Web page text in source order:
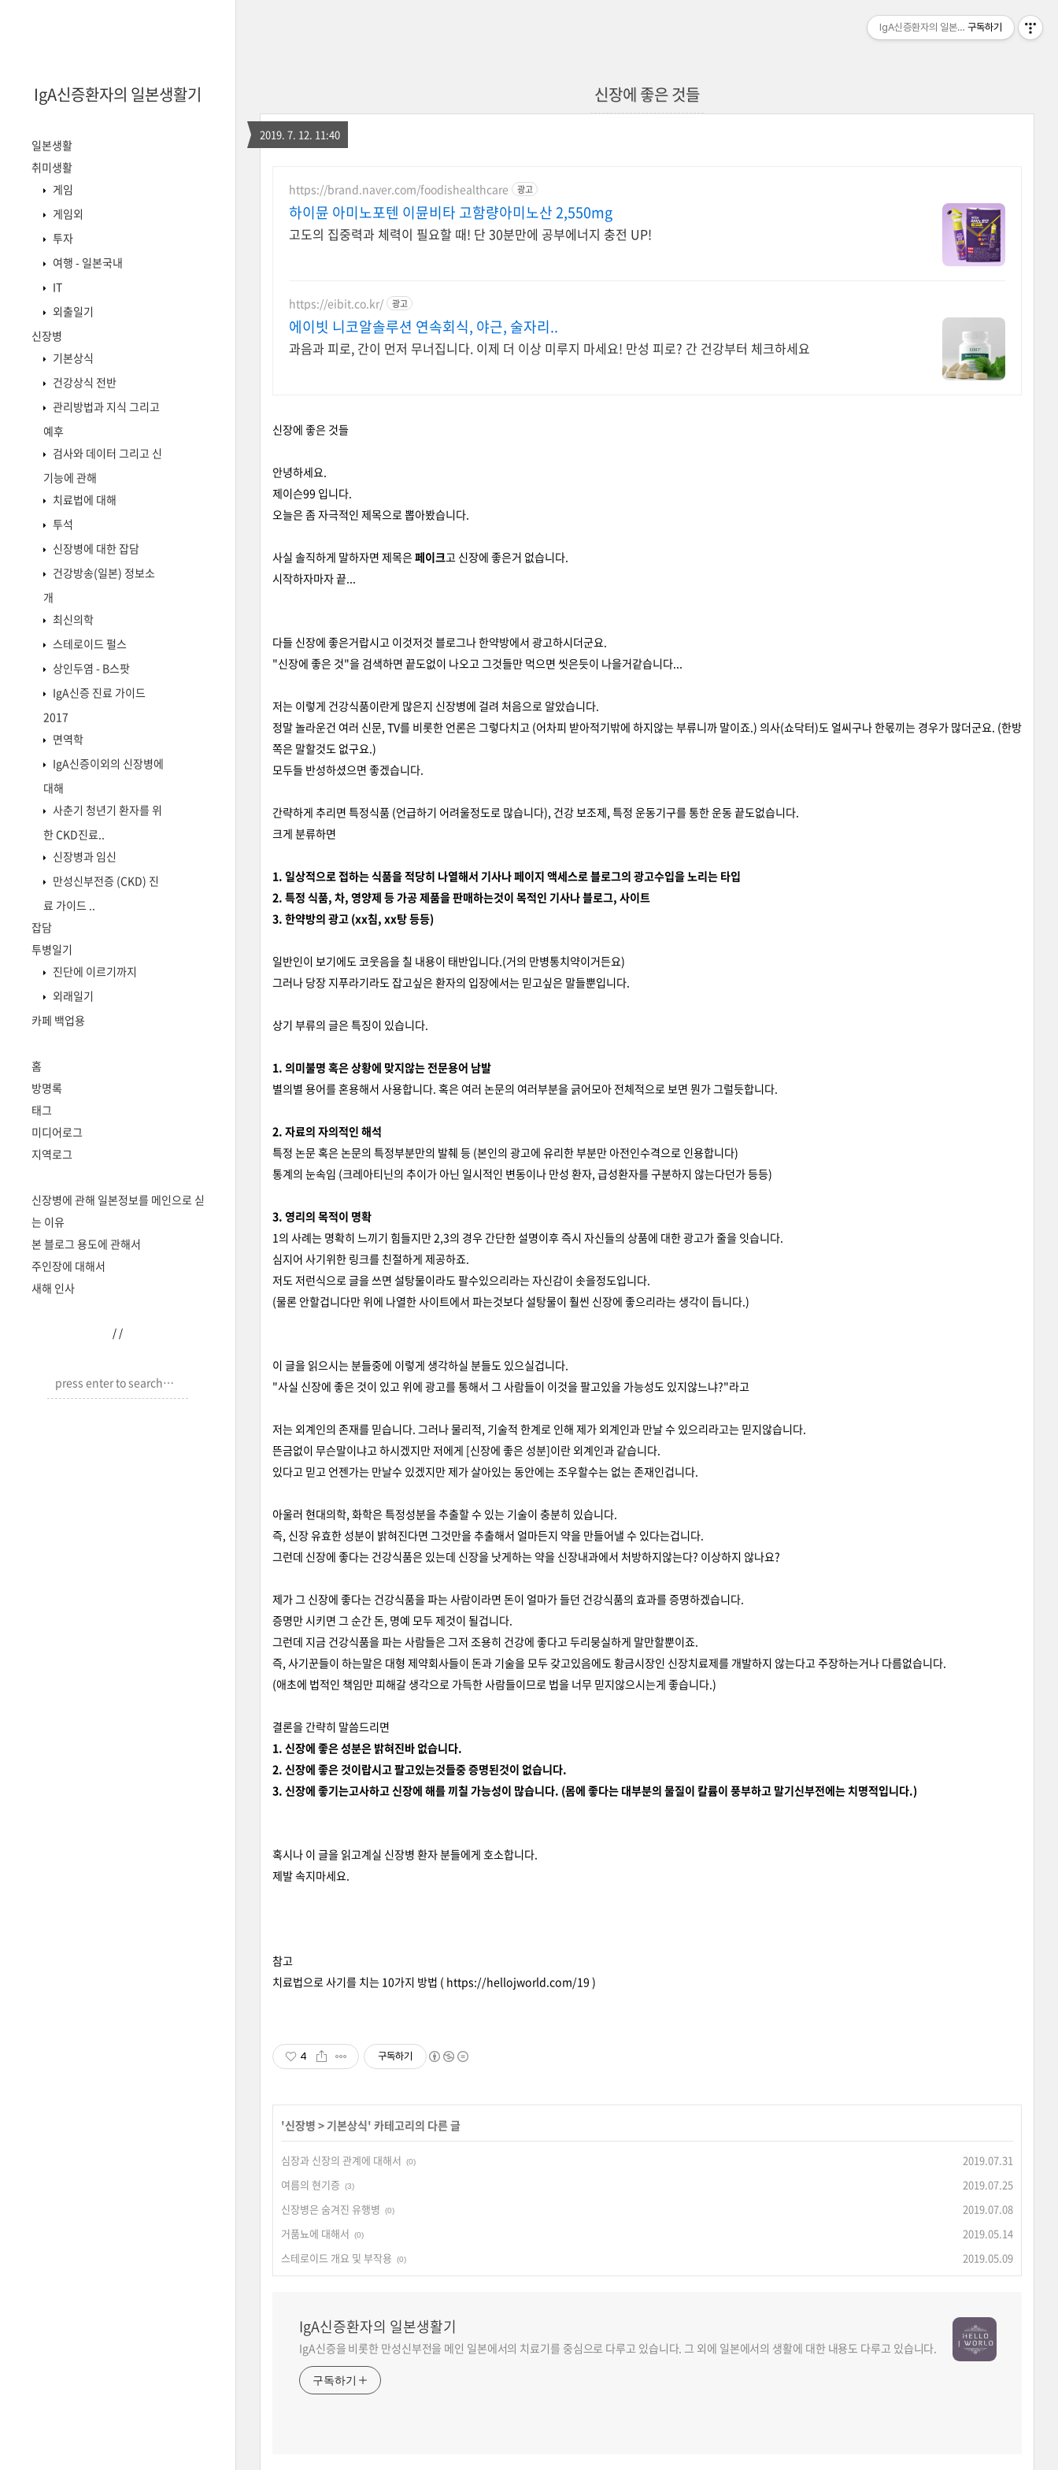
IgA신증환자의 일본생활기
일본생활
취미생활
게임
게임외
투자
여행 - 일본국내
IT
외출일기
신장병
기본상식
건강상식 전반
관리방법과 지식 그리고
예후
검사와 데이터 그리고 신
기능에 관해
치료법에 대해
투석
신장병에 대한 잡담
건강방송(일본) 정보소
개
최신의학
스테로이드 펄스
상인두염 - B스팟
IgA신증 진료 가이드
2017
면역학
IgA신증이외의 신장병에
대해
사춘기 청년기 환자를 위
한 CKD진료..
신장병과 임신
만성신부전증 (CKD) 진
료 가이드 ..
잡담
투병일기
진단에 이르기까지
외래일기
카페 백업용
홈
방명록
태그
미디어로그
지역로그
신장병에 관해 일본정보를 메인으로 싣
는 이유
본 블로그 용도에 관해서
주인장에 대해서
새해 인사
/ /
신장에 좋은 것들
2019. 7. 12. 11:40
https://brand.naver.com/foodishealthcare 광고
하이뮨 아미노포텐 이뮨비타 고함량아미노산 2,550mg
고도의 집중력과 체력이 필요할 때! 단 30분만에 공부에너지 충전 UP!
https://eibit.co.kr/ 광고
에이빗 니코알솔루션 연속회식, 야근, 술자리..
과음과 피로, 간이 먼저 무너집니다. 이제 더 이상 미루지 마세요! 만성 피로? 간 건강부터 체크하세요
신장에 좋은 것들
안녕하세요.
제이슨99 입니다.
오늘은 좀 자극적인 제목으로 뽑아봤습니다.
사실 솔직하게 말하자면 제목은페이크고 신장에 좋은거 없습니다.
시작하자마자 끝...
다들 신장에 좋은거랍시고 이것저것 블로그나 한약방에서 광고하시더군요.
"신장에 좋은 것"을 검색하면 끝도없이 나오고 그것들만 먹으면 씻은듯이 나을거같습니다...
저는 이렇게 건강식품이란게 많은지 신장병에 걸려 처음으로 알았습니다.
정말 놀라운건 여러 신문, TV를 비롯한 언론은 그렇다치고 (어차피 받아적기밖에 하지않는 부류니까 말이죠.) 의사(쇼닥터)도 얼씨구나 한몫끼는 경우가 많더군요. (한방
쪽은 말할것도 없구요.)
모두들 반성하셨으면 좋겠습니다.
간략하게 추리면 특정식품 (언급하기 어려울정도로 많습니다), 건강 보조제, 특정 운동기구를 통한 운동 끝도없습니다.
크게 분류하면
1. 일상적으로 접하는 식품을 적당히 나열해서 기사나 페이지 액세스로 블로그의 광고수입을 노리는 타입
2. 특정 식품, 차, 영양제 등 가공 제품을 판매하는것이 목적인 기사나 블로그, 사이트
3. 한약방의 광고 (xx침, xx탕 등등)
일반인이 보기에도 코웃음을 칠 내용이 태반입니다.(거의 만병통치약이거든요)
그러나 당장 지푸라기라도 잡고싶은 환자의 입장에서는 믿고싶은 말들뿐입니다.
상기 부류의 글은 특징이 있습니다.
1. 의미불명 혹은 상황에 맞지않는 전문용어 남발
별의별 용어를 혼용해서 사용합니다. 혹은 여러 논문의 여러부분을 긁어모아 전체적으로 보면 뭔가 그럴듯합니다.
2. 자료의 자의적인 해석
특정 논문 혹은 논문의 특정부분만의 발췌 등 (본인의 광고에 유리한 부분만 아전인수격으로 인용합니다)
통계의 눈속임 (크레아티닌의 추이가 아닌 일시적인 변동이나 만성 환자, 급성환자를 구분하지 않는다던가 등등)
3. 영리의 목적이 명확
1의 사례는 명확히 느끼기 힘들지만 2,3의 경우 간단한 설명이후 즉시 자신들의 상품에 대한 광고가 줄을 잇습니다.
심지어 사기위한 링크를 친절하게 제공하죠.
저도 저런식으로 글을 쓰면 설탕물이라도 팔수있으리라는 자신감이 솟을정도입니다.
(물론 안할겁니다만 위에 나열한 사이트에서 파는것보다 설탕물이 훨씬 신장에 좋으리라는 생각이 듭니다.)
이 글을 읽으시는 분들중에 이렇게 생각하실 분들도 있으실겁니다.
"사실 신장에 좋은 것이 있고 위에 광고를 통해서 그 사람들이 이것을 팔고있을 가능성도 있지않느냐?"라고
저는 외계인의 존재를 믿습니다. 그러나 물리적, 기술적 한계로 인해 제가 외계인과 만날 수 있으리라고는 믿지않습니다.
뜬금없이 무슨말이냐고 하시겠지만 저에게 [신장에 좋은 성분]이란 외계인과 같습니다.
있다고 믿고 언젠가는 만날수 있겠지만 제가 살아있는 동안에는 조우할수는 없는 존재인겁니다.
아울러 현대의학, 화학은 특정성분을 추출할 수 있는 기술이 충분히 있습니다.
즉, 신장 유효한 성분이 밝혀진다면 그것만을 추출해서 얼마든지 약을 만들어낼 수 있다는겁니다.
그런데 신장에 좋다는 건강식품은 있는데 신장을 낫게하는 약을 신장내과에서 처방하지않는다? 이상하지 않나요?
제가 그 신장에 좋다는 건강식품을 파는 사람이라면 돈이 얼마가 들던 건강식품의 효과를 증명하겠습니다.
증명만 시키면 그 순간 돈, 명예 모두 제것이 될겁니다.
그런데 지금 건강식품을 파는 사람들은 그저 조용히 건강에 좋다고 두리뭉실하게 말만할뿐이죠.
즉, 사기꾼들이 하는말은 대형 제약회사들이 돈과 기술을 모두 갖고있음에도 황금시장인 신장치료제를 개발하지 않는다고 주장하는거나 다름없습니다.
(애초에 법적인 책임만 피해갈 생각으로 가득한 사람들이므로 법을 너무 믿지않으시는게 좋습니다.)
결론을 간략히 말씀드리면
1. 신장에 좋은 성분은 밝혀진바 없습니다.
2. 신장에 좋은 것이랍시고 팔고있는것들중 증명된것이 없습니다.
3. 신장에 좋기는고사하고 신장에 해를 끼칠 가능성이 많습니다. (몸에 좋다는 대부분의 물질이 칼륨이 풍부하고 말기신부전에는 치명적입니다.)
혹시나 이 글을 읽고계실 신장병 환자 분들에게 호소합니다.
제발 속지마세요.
참고
치료법으로 사기를 치는 10가지 방법 ( https://hellojworld.com/19)
4 구독하기
'신장병 > 기본상식' 카테고리의 다른 글
심장과 신장의 관계에 대해서 (0)
2019.07.31
여름의 현기증
(3)
2019.07.25
신장병은 숨겨진 유행병
(0)
2019.07.08
거품뇨에 대해서
(0)
2019.05.14
스테로이드 개요 및 부작용
(0) 2019.05.09
IgA신증환자의 일본생활기
IgA신증을 비롯한 만성신부전을 메인 일본에서의 치료기를 중심으로 다루고 있습니다. 그 외에 일본에서의 생활에 대한 내용도 다루고 있습니다.
구독하기
IgA신증환자의 일본생활기구독하기